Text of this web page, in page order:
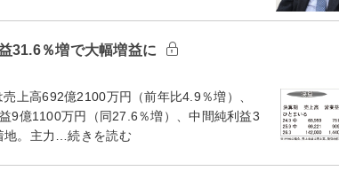
31.6％増で大幅増益に
上高692億2100万円（前年比4.9％増）、
9億1100万円（同27.6％増）、中間純利益3
地。主力…続きを読む